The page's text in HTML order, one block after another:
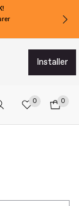
installer
0 0